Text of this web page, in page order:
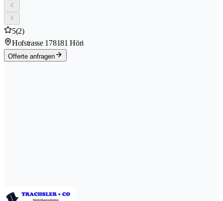
5(2)
Hofstrasse 178181 Höri
Offerte anfragen